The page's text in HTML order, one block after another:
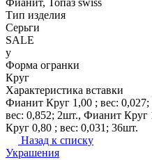
Фианит, Топаз swiss
Тип изделия
Серьги
SALE
y
Форма огранки
Круг
Характеристика вставки
Фианит Круг 1,00 ; вес:
вес: 0,852; 2шт., Фианит
Круг 0,80 ; вес: 0,031; 36шт.
Назад к списку
Украшения